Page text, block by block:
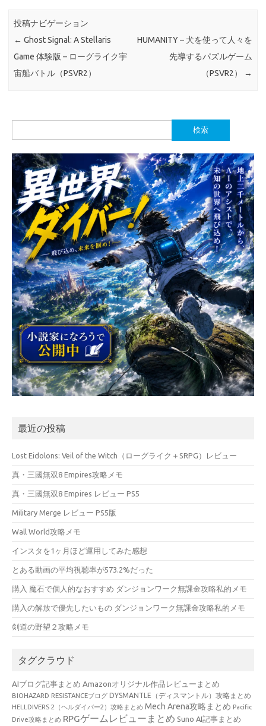
投稿ナビゲーション
← Ghost Signal: A Stellaris
Game 体験版 – ローグライク宇
宙船バトル（PSVR2）
HUMANITY – 犬を使って人々を
先導するパズルゲーム
（PSVR2）
→
索:
最近の投稿
Lost Eidolons: Veil of the Witch（ローグライク＋SRPG）レビュー
真・三國無双8 Empires攻略メモ
真・三國無双8 Empires レビュー PS5
Military Merge レビュー PS5版
Wall World攻略メモ
インスタを1ヶ月ほど運用してみた感想
とある動画の平均視聴率が573.2%だった
購入 魔石で個人的なおすすめ ダンジョンワーク無課金攻略私的メモ
購入の解放で優先したいもの ダンジョンワーク無課金攻略私的メモ
剣道の野望２攻略メモ
タグクラウド
AIブログ記事まとめ Amazonオリジナル作品レビューまとめ
BIOHAZARD RESISTANCEブログ DYSMANTLE（ディスマントル）攻略まとめ
HELLDIVERS 2（ヘルダイバー2）攻略まとめ Mech Arena攻略まとめ Pacific
Drive攻略まとめ RPGゲームレビューまとめ Suno AI記事まとめ